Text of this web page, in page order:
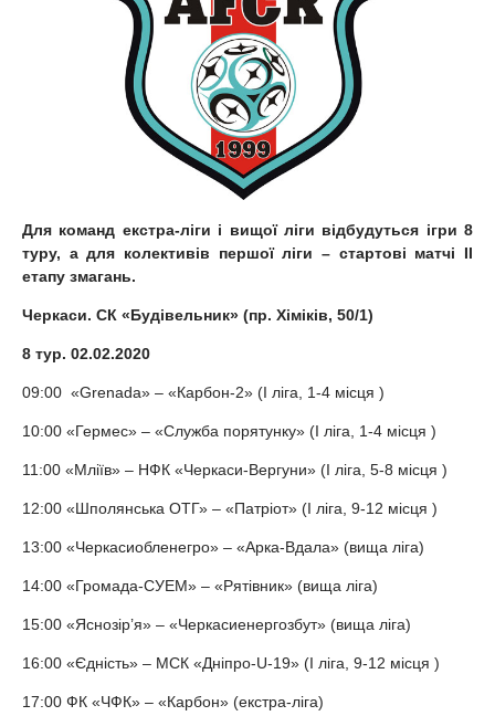
Для команд екстра-ліги і вищої ліги відбудуться ігри 8
туру, а для колективів першої ліги – стартові матчі II
етапу змагань.
Черкаси. СК «Будівельник» (пр. Хіміків, 50/1)
8 тур. 02.02.2020
09:00 «Grenada» – «Карбон-2» (I ліга, 1-4 місця )
10:00 «Гермес» – «Служба порятунку» (I ліга, 1-4 місця )
11:00 «Мліїв» – НФК «Черкаси-Вергуни» (I ліга, 5-8 місця )
12:00 «Шполянська ОТГ» – «Патріот» (I ліга, 9-12 місця )
13:00 «Черкасиобленегро» – «Арка-Вдала» (вища ліга)
14:00 «Громада-СУЕМ» – «Рятівник» (вища ліга)
15:00 «Яснозір’я» – «Черкасиенергозбут» (вища ліга)
16:00 «Єдність» – МСК «Дніпро-U-19» (I ліга, 9-12 місця )
17:00 ФК «ЧФК» – «Карбон» (екстра-ліга)